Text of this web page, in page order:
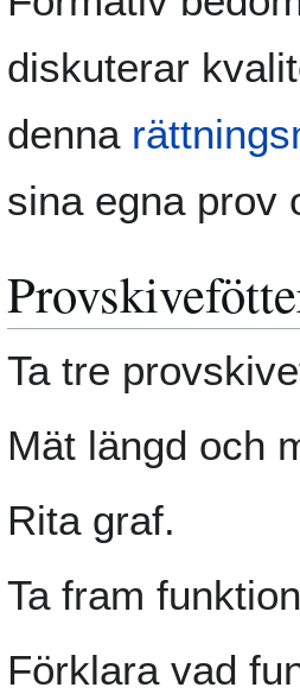
diskuterar
denna
sina egna prov
Ta tre
Mät längd och
Rita graf.
Ta fram
Förklara vad